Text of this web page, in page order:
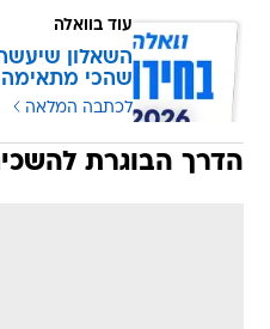
עוד בוואלה
השאלון
שהכי
לכתבה המלאה
הדרך הבוגרת